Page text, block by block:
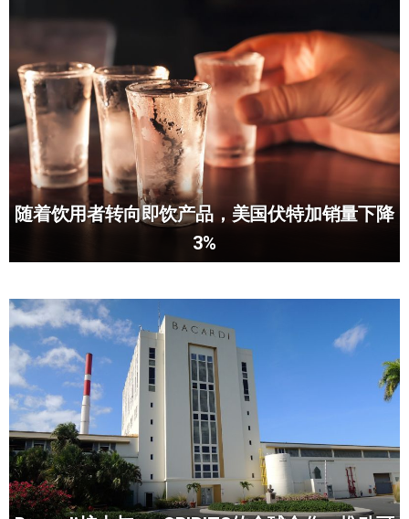
随着饮用者转向即饮产品，美国伏特加销量下降
3%